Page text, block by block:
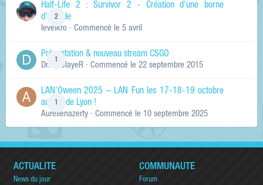
2
Half-Life 2 : Survivor 2 - Création d'une borne
d'arcade
levelkro · Commencé le 5 avril
1
Présentation & nouveau stream CSGO
Dr.KinSlayeR · Commencé le 22 septembre 2015
1
LAN'Oween 2025 – LAN Fun les 17-18-19 octobre
au sud de Lyon !
Aurelienazerty · Commencé le 10 septembre 2025
ACTUALITÉ
News du jour
COMMUNAUTÉ
Forum